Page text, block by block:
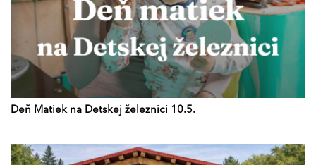
Deň Matiek na Detskej železnici 10.5.